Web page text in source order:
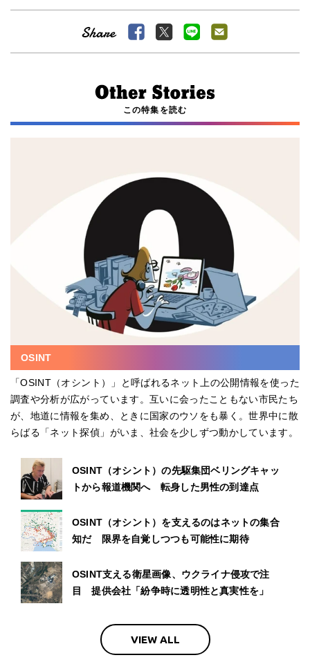
この特集を読む
OSINT
「OSINT（オシント）」と呼ばれるネット上の公開情報を使った
調査や分析が広がっています。互いに会ったこともない市民たち
が、地道に情報を集め、ときに国家のウソをも暴く。世界中に散
らばる「ネット探偵」がいま、社会を少しずつ動かしています。
OSINT（オシント）の先駆集団ベリングキャッ
トから報道機関へ 転身した男性の到達点
OSINT（オシント）を支えるのはネットの集合
知だ 限界を自覚しつつも可能性に期待
OSINT支える衛星画像、ウクライナ侵攻で注
目 提供会社「紛争時に透明性と真実性を」
VIEW ALL